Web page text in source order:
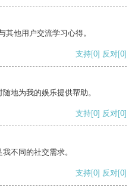
其他用户交流学习心得。
支持[0] 反对[0]
地为我的娱乐提供帮助。
支持[0] 反对[0]
不同的社交需求。
支持[0] 反对[0]